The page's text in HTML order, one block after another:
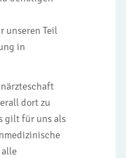
unseren Teil
in
dort zu
gilt für uns als